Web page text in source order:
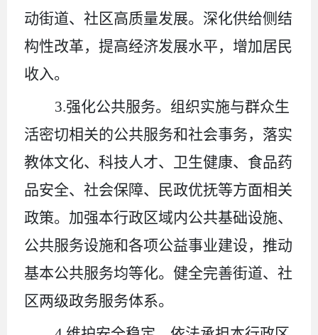
动街道、社区高质量发展。深化供给侧结
构性改革，提高经济发展水平，增加居民
收入。
3.强化公共服务。组织实施与群众生
活密切相关的公共服务和社会事务，落实
教体文化、科技人才、卫生健康、食品药
品安全、社会保障、民政优抚等方面相关
政策。加强本行政区域内公共基础设施、
公共服务设施和各项公益事业建设，推动
基本公共服务均等化。健全完善街道、社
区两级政务服务体系。